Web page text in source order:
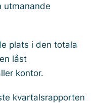
utmanande
plats i den totala
låst
kontor.
kvartalsrapporten